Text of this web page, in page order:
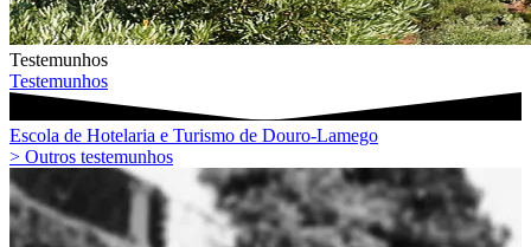
Testemunhos
Testemunhos
Escola de Hotelaria e Turismo de Douro-Lamego
> Outros testemunhos